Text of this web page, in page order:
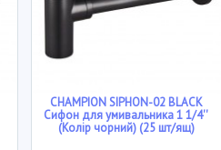
CHAMPION SIPHON-02 BLACK
Сифон для умивальника 1 1/4''
(Колір чорний) (25 шт/ящ)